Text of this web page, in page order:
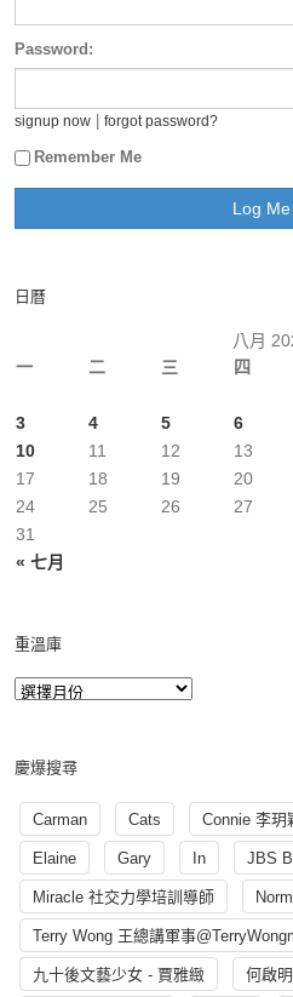
Password:
signup now forgot password?
Remember Me
日曆
八月
一
二 三 四
« 七月
3
4 5 6
10
11 12 13
17
18 19 20
24
25 26 27
31
重溫庫
慶爆搜尋
Carman Cats Connie 李玥
Elaine Gary In JBS
Miracle 社交力學培訓導師
Terry Wong 王總講軍事
九十後文藝少女 - 賈雅緻 何啟明